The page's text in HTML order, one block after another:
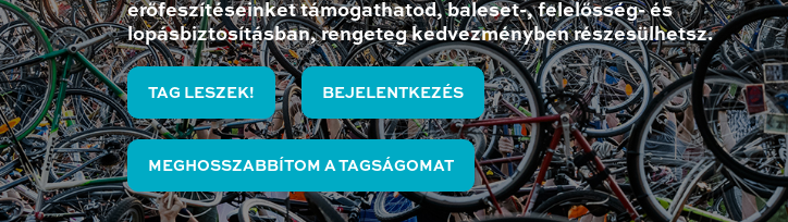
erőfeszítéseinket támogathatod, baleset-, felelősség- és
lopásbiztosításban, rengeteg kedvezményben részesülhetsz.
TAG LESZEK! BEJELENTKEZÉS
MEGHOSSZABBÍTOM A TAGSÁGOMAT